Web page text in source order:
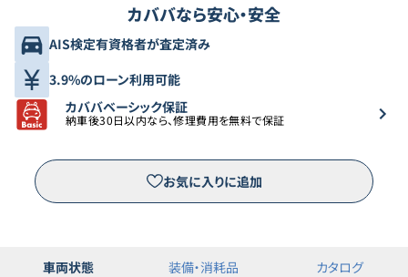
カババなら安心・安全
AIS検定有資格者が査定済み
3.9%のローン利用可能
カババベーシック保証
納車後30日以内なら、修理費用を無料で保証
お気に入りに追加
車両状態 装備・消耗品 カタログ